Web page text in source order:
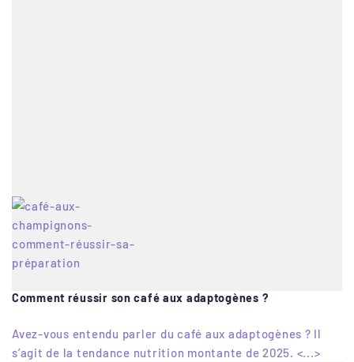
Comment réussir son café aux adaptogènes ?
Avez-vous entendu parler du café aux adaptogènes ? Il
s’agit de la tendance nutrition montante de 2025. <...>